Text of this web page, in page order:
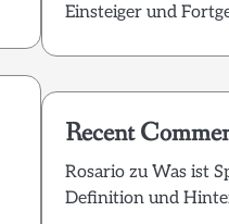
Einsteiger und
Recent
RosariozuWas ist
Definition und